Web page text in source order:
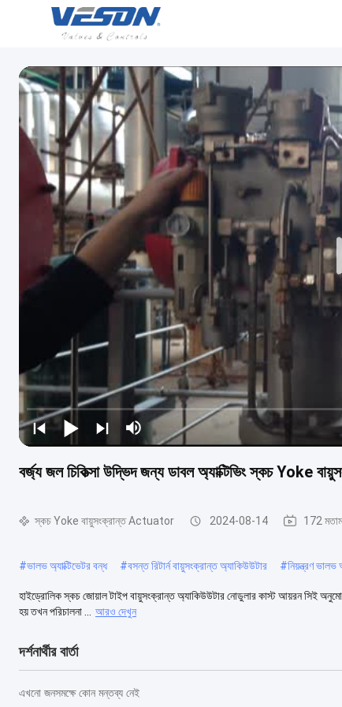
বর্জ্য জল চিকিত্সা উদ্ভিদ জন্য ডাবল অ্যাক্টিভিং স্কচ Yoke
স্কচ Yoke বায়ুসংক্রান্ত Actuator 2024-08-14 172
#ভালভ অ্যাক্টিভেটর বন্ধ #বসন্ত রিটার্ন বায়ুসংক্রান্ত অ্যাকিউউটার #নিয়ন্ত্রণ ভালভ
হাইড্রোলিক স্কচ জোয়াল টাইপ বায়ুসংক্রান্ত অ্যাকিউউটার নোডুলার কাস্ট আয়রন সিই
হয় তখন পরিচালনা ...
আরও দেখুন
দর্শনার্থীর বার্তা
এখনো জনসমক্ষে কোন মন্তব্য নেই